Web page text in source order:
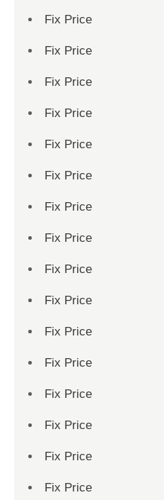
Fix Price
Fix Price
Fix Price
Fix Price
Fix Price
Fix Price
Fix Price
Fix Price
Fix Price
Fix Price
Fix Price
Fix Price
Fix Price
Fix Price
Fix Price
Fix Price